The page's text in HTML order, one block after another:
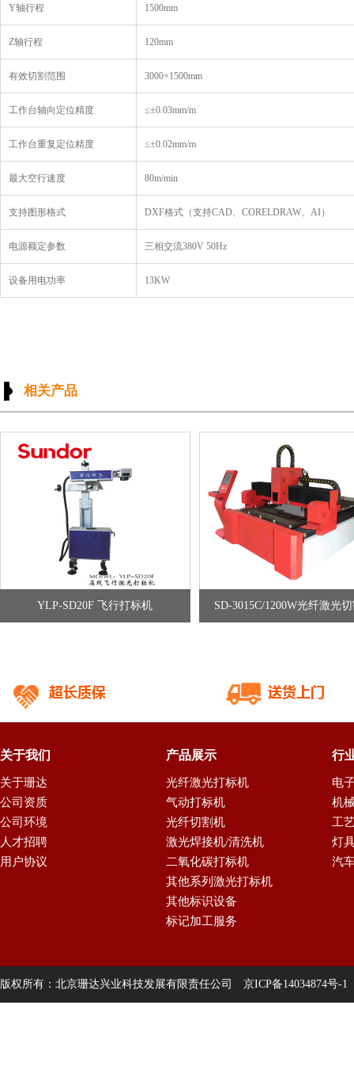
Y轴行程 1500mm
Z轴行程 120mm
有效切割范围 3000×1500mm
工作台轴向定位精度 ≤±0.03mm/m
工作台重复定位精度 ≤±0.02mm/m
最大空行速度 80m/min
支持图形格式 DXF格式（支持CAD、CORELDRAW、AI）
电源额定参数 三相交流380V 50Hz
设备用电功率 13KW
相关产品
YLP-SD20F 飞行打标机 SD-3015C/1200W光纤激光
关于我们
关于珊达
公司资质
公司环境
人才招聘
用户协议
产品展示
光纤激光打标机
气动打标机
光纤切割机
激光焊接机/清洗机
二氧化碳打标机
其他系列激光打标机
其他标识设备
标记加工服务
行
电
机
工
灯
汽
版权所有：北京珊达兴业科技发展有限责任公司 京ICP备14034874号-1